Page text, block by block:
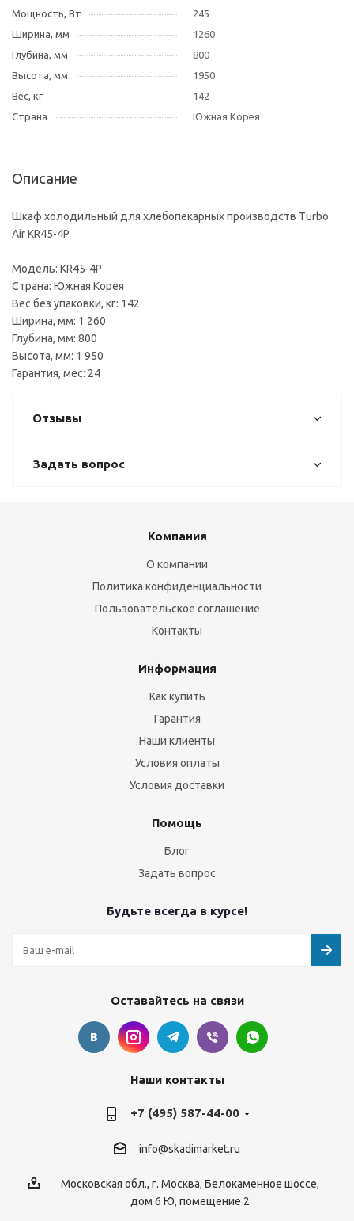
Мощность, Вт
245
Ширина, мм
1260
Глубина, мм
800
Высота, мм
1950
Вес, кг
142
Страна
Южная Корея
Описание
Шкаф холодильный для хлебопекарных производств Turbo
Air KR45-4P
Модель: KR45-4P
Страна: Южная Корея
Вес без упаковки, кг: 142
Ширина, мм: 1 260
Глубина, мм: 800
Высота, мм: 1 950
Гарантия, мес: 24
Отзывы
Задать вопрос
Компания
О компании
Политика конфиденциальности
Пользовательское соглашение
Контакты
Информация
Как купить
Гарантия
Наши клиенты
Условия оплаты
Условия доставки
Помощь
Блог
Задать вопрос
Будьте всегда в курсе!
Оставайтесь на связи
Наши контакты
+7 (495) 587-44-00
info@skadimarket.ru
Московская обл., г. Москва, Белокаменное шоссе,
дом 6 Ю, помещение 2